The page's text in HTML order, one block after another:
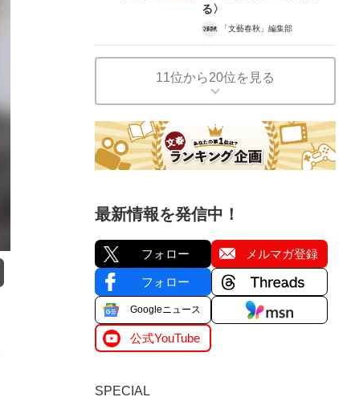
る〉
「文藝春秋」編集部
11位から20位を見る
最新情報を発信中！
フォロー メルマガ登録
フォロー
Googleニュース
公式YouTube
SPECIAL